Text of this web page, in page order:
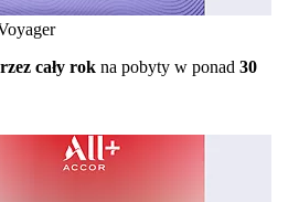
cały rok na pobyty w ponad 30